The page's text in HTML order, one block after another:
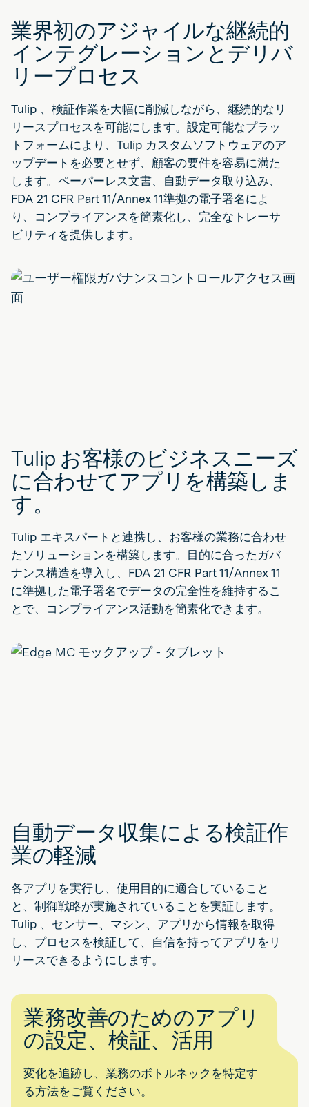
業界初のアジャイルな継続的
インテグレーションとデリバ
リープロセス
Tulip 、検証作業を大幅に削減しながら、継続的なリ
リースプロセスを可能にします。設定可能なプラッ
トフォームにより、Tulip カスタムソフトウェアのア
ップデートを必要とせず、顧客の要件を容易に満た
します。ペーパーレス文書、自動データ取り込み、
FDA 21 CFR Part 11/Annex 11準拠の電子署名によ
り、コンプライアンスを簡素化し、完全なトレーサ
ビリティを提供します。
Tulip お客様のビジネスニーズ
に合わせてアプリを構築しま
す。
Tulip エキスパートと連携し、お客様の業務に合わせ
たソリューションを構築します。目的に合ったガバ
ナンス構造を導入し、FDA 21 CFR Part 11/Annex 11
に準拠した電子署名でデータの完全性を維持するこ
とで、コンプライアンス活動を簡素化できます。
自動データ収集による検証作
業の軽減
各アプリを実行し、使用目的に適合していること
と、制御戦略が実施されていることを実証します。
Tulip 、センサー、マシン、アプリから情報を取得
し、プロセスを検証して、自信を持ってアプリをリ
リースできるようにします。
業務改善のためのアプリ
の設定、検証、活用
変化を追跡し、業務のボトルネックを特定す
る方法をご覧ください。